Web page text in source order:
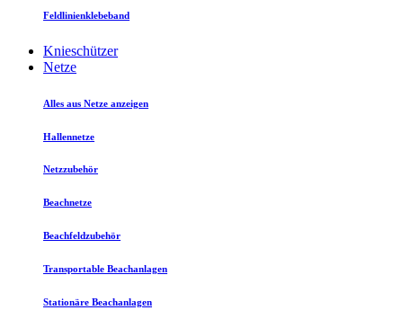
Feldlinienklebeband
Knieschützer
Netze
Alles aus Netze anzeigen
Hallennetze
Netzzubehör
Beachnetze
Beachfeldzubehör
Transportable Beachanlagen
Stationäre Beachanlagen